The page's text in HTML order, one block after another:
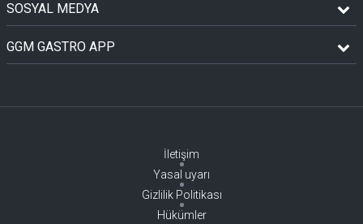
SOSYAL MEDYA
GGM GASTRO APP
İletişim
Yasal uyarı
Gizlilik Politikası
Hükümler